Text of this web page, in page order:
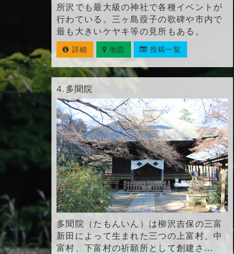
所沢でも最大級の神社で各種イベントが
行わている。三ヶ島葭子の歌碑や市内で
最も大きいケヤキ等の見所もある。
詳細 地図 投稿一覧
4.多聞院
多聞院（たもんいん）は柳沢吉保の三富
新田によって生まれた三つの上富村、中
富村、下富村の祈願所として創建さ...